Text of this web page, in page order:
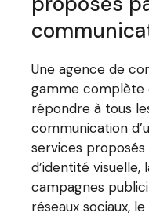
Une agence de
gamme complète
répondre à tous
communication
services
d’identité
campagnes
réseaux sociaux,